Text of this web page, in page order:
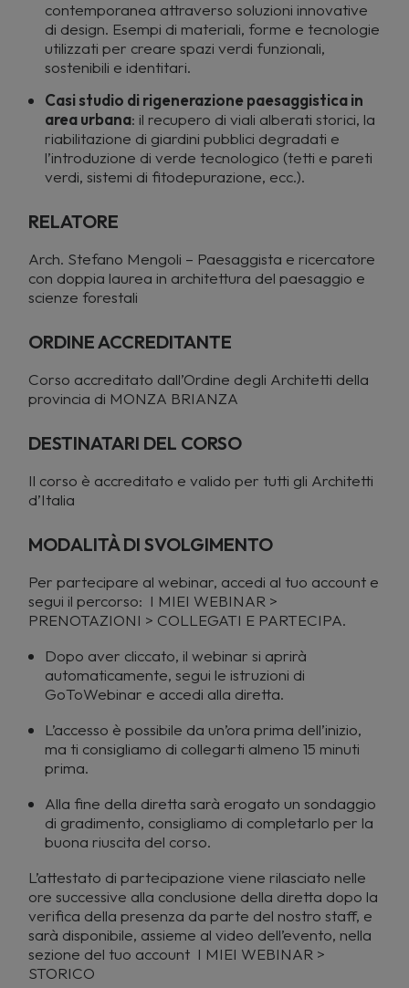
contemporanea attraverso soluzioni innovative
di design. Esempi di materiali, forme e tecnologie
utilizzati per creare spazi verdi funzionali,
sostenibili e identitari.
Casi studio di rigenerazione paesaggistica in
area urbana: il recupero di viali alberati storici, la
riabilitazione di giardini pubblici degradati e
l’introduzione di verde tecnologico (tetti e pareti
verdi, sistemi di fitodepurazione, ecc.).
RELATORE
Arch. Stefano Mengoli – Paesaggista e ricercatore
con doppia laurea in architettura del paesaggio e
scienze forestali
ORDINE ACCREDITANTE
Corso accreditato dall’Ordine degli Architetti della
provincia di MONZA BRIANZA
DESTINATARI DEL CORSO
Il corso è accreditato e valido per tutti gli Architetti
d’Italia
MODALITÀ DI SVOLGIMENTO
Per partecipare al webinar, accedi al tuo account e
segui il percorso: I MIEI WEBINAR >
PRENOTAZIONI > COLLEGATI E PARTECIPA.
Dopo aver cliccato, il webinar si aprirà
automaticamente, segui le istruzioni di
GoToWebinar e accedi alla diretta.
L’accesso è possibile da un’ora prima dell’inizio,
ma ti consigliamo di collegarti almeno 15 minuti
prima.
Alla fine della diretta sarà erogato un sondaggio
di gradimento, consigliamo di completarlo per la
buona riuscita del corso.
L’attestato di partecipazione viene rilasciato nelle
ore successive alla conclusione della diretta dopo la
verifica della presenza da parte del nostro staff, e
sarà disponibile, assieme al video dell’evento, nella
sezione del tuo account I MIEI WEBINAR >
STORICO